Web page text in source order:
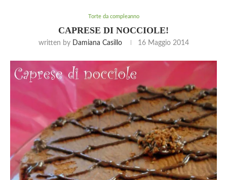
Torte da compleanno
CAPRESE DI NOCCIOLE!
written by Damiana Casillo 16 Maggio 2014